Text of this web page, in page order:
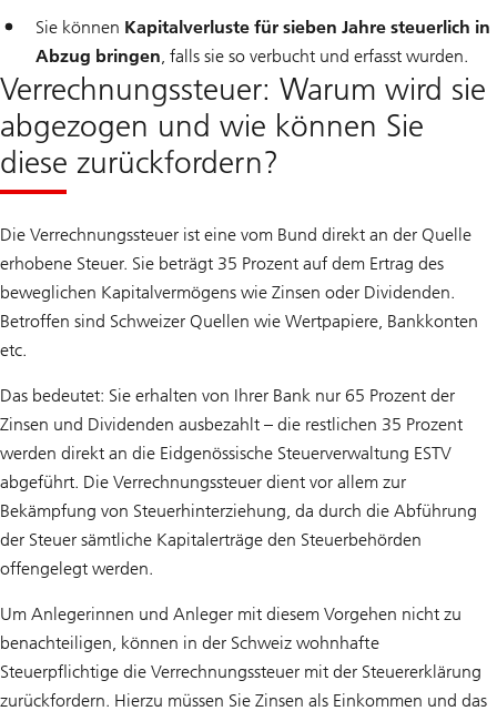
Sie können Kapitalverluste für sieben Jahre steuerlich in
Abzug bringen , falls sie so verbucht und erfasst wurden.
Verrechnungssteuer: Warum wird sie
abgezogen und wie können Sie
diese zurückfordern?
Die Verrechnungssteuer ist eine vom Bund direkt an der Quelle
erhobene Steuer. Sie beträgt 35 Prozent auf dem Ertrag des
beweglichen Kapitalvermögens wie Zinsen oder Dividenden.
Betroffen sind Schweizer Quellen wie Wertpapiere, Bankkonten
etc.
Das bedeutet: Sie erhalten von Ihrer Bank nur 65 Prozent der
Zinsen und Dividenden ausbezahlt – die restlichen 35 Prozent
werden direkt an die Eidgenössische Steuerverwaltung ESTV
abgeführt. Die Verrechnungssteuer dient vor allem zur
Bekämpfung von Steuerhinterziehung, da durch die Abführung
der Steuer sämtliche Kapitalerträge den Steuerbehörden
offengelegt werden.
Um Anlegerinnen und Anleger mit diesem Vorgehen nicht zu
benachteiligen, können in der Schweiz wohnhafte
Steuerpflichtige die Verrechnungssteuer mit der Steuererklärung
zurückfordern. Hierzu müssen Sie Zinsen als Einkommen und das